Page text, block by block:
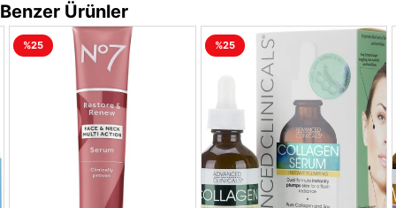
Benzer Ürünler
%25 %25